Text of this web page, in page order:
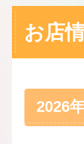
お店
2026